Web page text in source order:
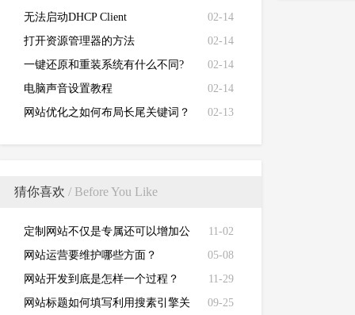
卡硬件加速功能
02-14
无法启动DHCP Client
02-14
打开资源管理器的方法
02-14
一键还原和重装系统有什么不同?
02-14
电脑声音设置教程
02-13
网站优化之如何布局长尾关键词？
猜你喜欢 / Before You Like
11-02
定制网站不仅是专属还可以增加公
司业务
05-08
网站运营要维护哪些方面？
11-29
网站开发到底是怎样一个过程？
09-25
网站标题如何填写利用搜素引擎关